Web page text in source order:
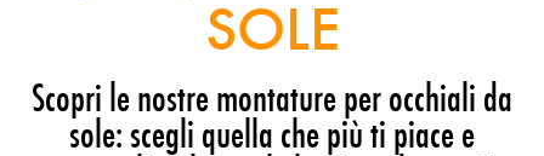
SOLE
Scopri le nostre montature per occhiali da
sole: scegli quella che più ti piace e